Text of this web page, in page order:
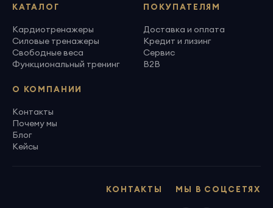
КАТАЛОГ
Кардиотренажеры
Силовые тренажеры
Свободные веса
Функциональный тренинг
ПОКУПАТЕЛЯМ
Доставка и оплата
Кредит и лизинг
Сервис
B2B
О КОМПАНИИ
Контакты
Почему мы
Блог
Кейсы
МЫ В СОЦСЕТЯХ
КОНТАКТЫ